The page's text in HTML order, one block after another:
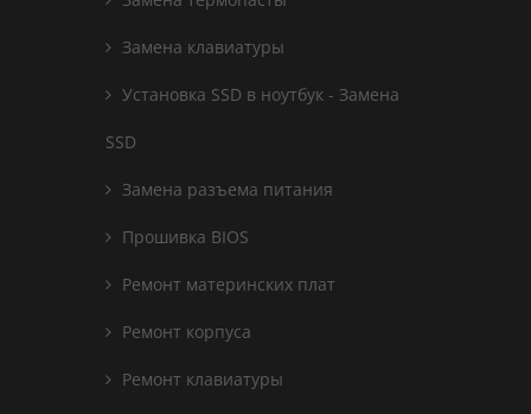
Замена клавиатуры
Установка SSD в ноутбук - Замена
SSD
Замена разъема питания
Прошивка BIOS
Ремонт материнских плат
Ремонт корпуса
Ремонт клавиатуры